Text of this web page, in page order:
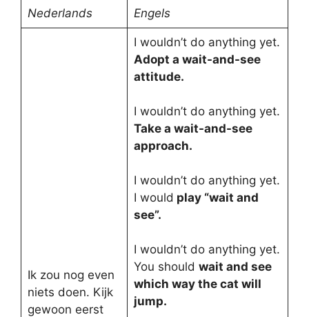
Nederlands Engels
Ik zou nog even
niets doen. Kijk
gewoon eerst
I wouldn’t do anything yet.
Adopt a wait-and-see
attitude.
I wouldn’t do anything yet.
Take a wait-and-see
approach.
I wouldn’t do anything yet.
I would play “wait and
see”.
I wouldn’t do anything yet.
You should wait and see
which way the cat will
jump.